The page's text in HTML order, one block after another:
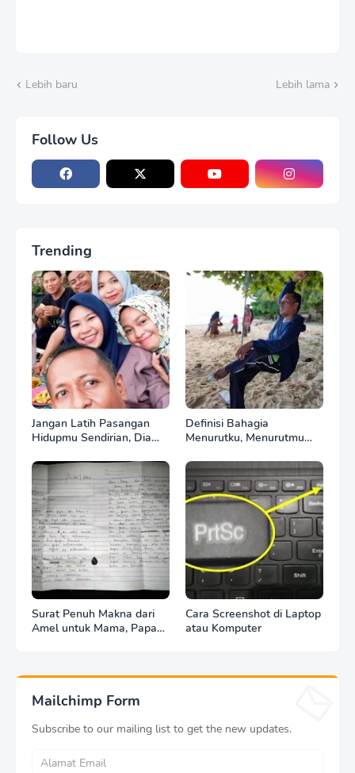
Lebih baru Lebih lama
Follow Us
Trending
Jangan Latih Pasangan
Hidupmu Sendirian, Dia
Akhirnya Melupakanmu
Definisi Bahagia
Menurutku, Menurutmu
Surat Penuh Makna dari
Amel untuk Mama, Papa
Cara Screenshot di Laptop
atau Komputer
Mailchimp Form
Subscribe to our mailing list to get the new updates.